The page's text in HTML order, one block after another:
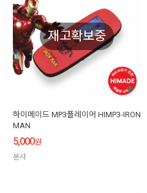
재고확보중
하이메이드 MP3플레이어 HIMP3-IRON
MAN
5,000원
본사